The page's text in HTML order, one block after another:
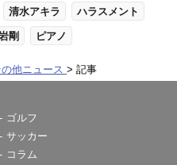
清水アキラ ハラスメント
剛 ピアノ
の他ニュース 記事
ゴルフ
サッカー
コラム